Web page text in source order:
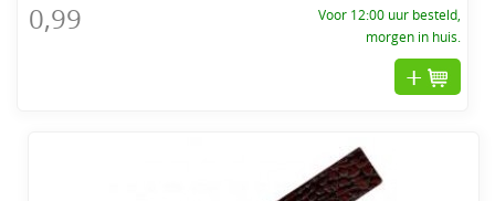
0,99
Voor 12:00 uur besteld,
morgen in huis.